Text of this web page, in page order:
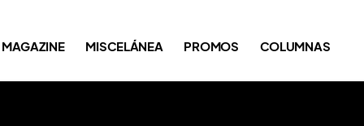
MAGAZINE MISCELÁNEA PROMOS COLUMNAS